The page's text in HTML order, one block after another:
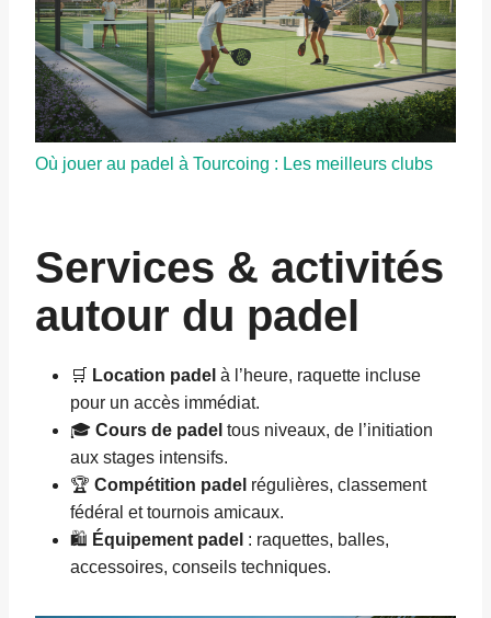
Où jouer au padel à Tourcoing : Les meilleurs clubs
Services & activités
autour du padel
🛒 Location padel à l’heure, raquette incluse
pour un accès immédiat.
🎓 Cours de padel tous niveaux, de l’initiation
aux stages intensifs.
🏆 Compétition padel régulières, classement
fédéral et tournois amicaux.
🛍️ Équipement padel : raquettes, balles,
accessoires, conseils techniques.